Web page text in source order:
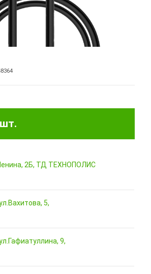
2Б, ТД ТЕХНОПОЛИС
5,
9,